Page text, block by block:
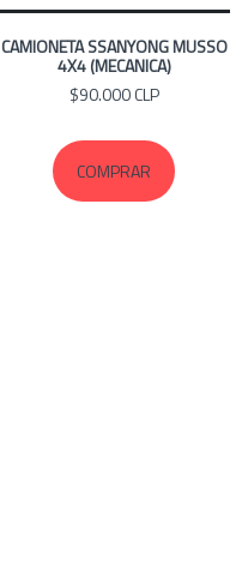
CAMIONETA SSANYONG MUSSO
4X4 (MECANICA)
$90.000 CLP
COMPRAR